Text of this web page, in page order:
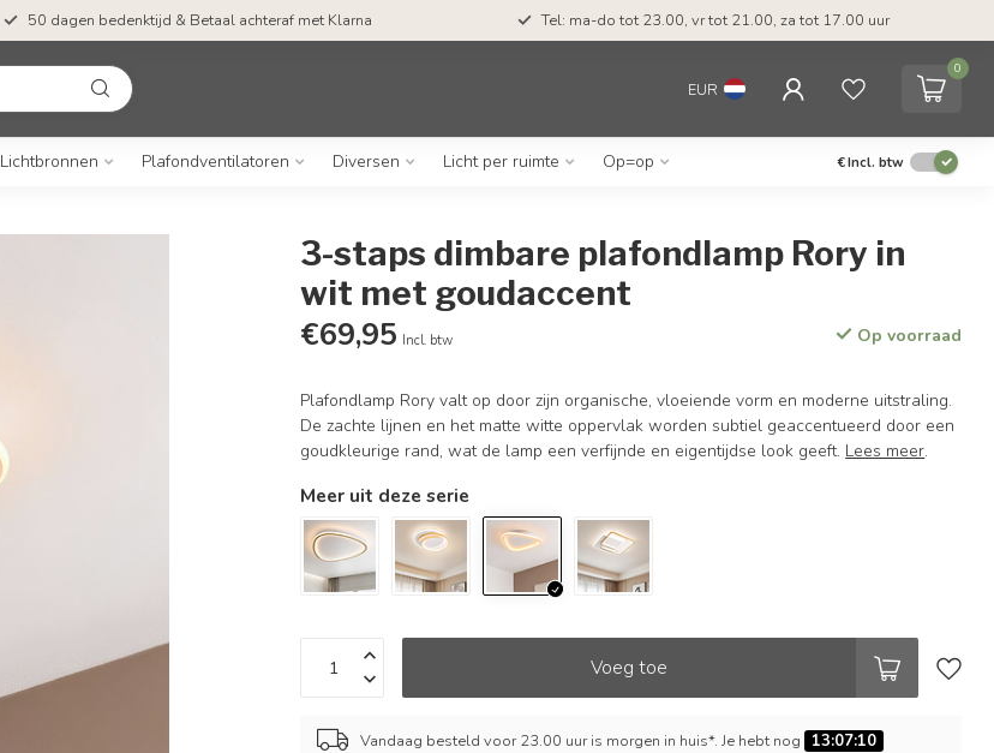
50 dagen bedenktijd & Betaal achteraf met Klarna Tel: ma-do tot 23.00, vr tot 21.00, za tot 17.00 uur
EUR
0
Lichtbronnen Plafondventilatoren Diversen Licht per ruimte Op=op €Incl. btw
3-staps dimbare plafondlamp Rory in
wit met goudaccent
€69,95 Incl. btw Op voorraad
Plafondlamp Rory valt op door zijn organische, vloeiende vorm en moderne uitstraling.
De zachte lijnen en het matte witte oppervlak worden subtiel geaccentueerd door een
goudkleurige rand, wat de lamp een verfijnde en eigentijdse look geeft. Lees meer.
Meer uit deze serie
Voeg toe
Vandaag besteld voor 23.00 uur is morgen in huis*. Je hebt nog 13:07:09